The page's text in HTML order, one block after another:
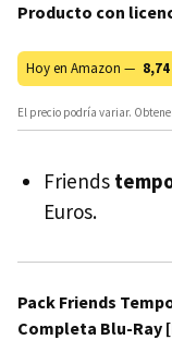
Producto con
Hoy en Amazon — 8,74
El precio podría variar.
Friends
Euros.
Pack Friends
Completa Blu-Ray